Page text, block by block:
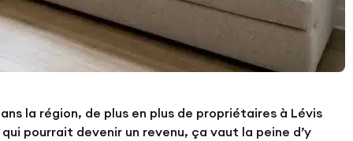
la région, de plus en plus de propriétaires à Lévis
pourrait devenir un revenu, ça vaut la peine d’y